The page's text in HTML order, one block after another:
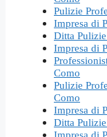
Pulizie
Impresa di
Ditta
Impresa di
Como
Pulizie
Como
Impresa di
Ditta
Impresa di